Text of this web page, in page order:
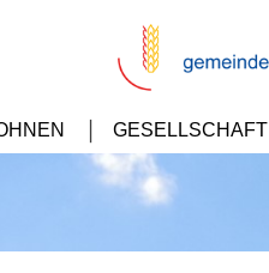
GESELLSCHAFT